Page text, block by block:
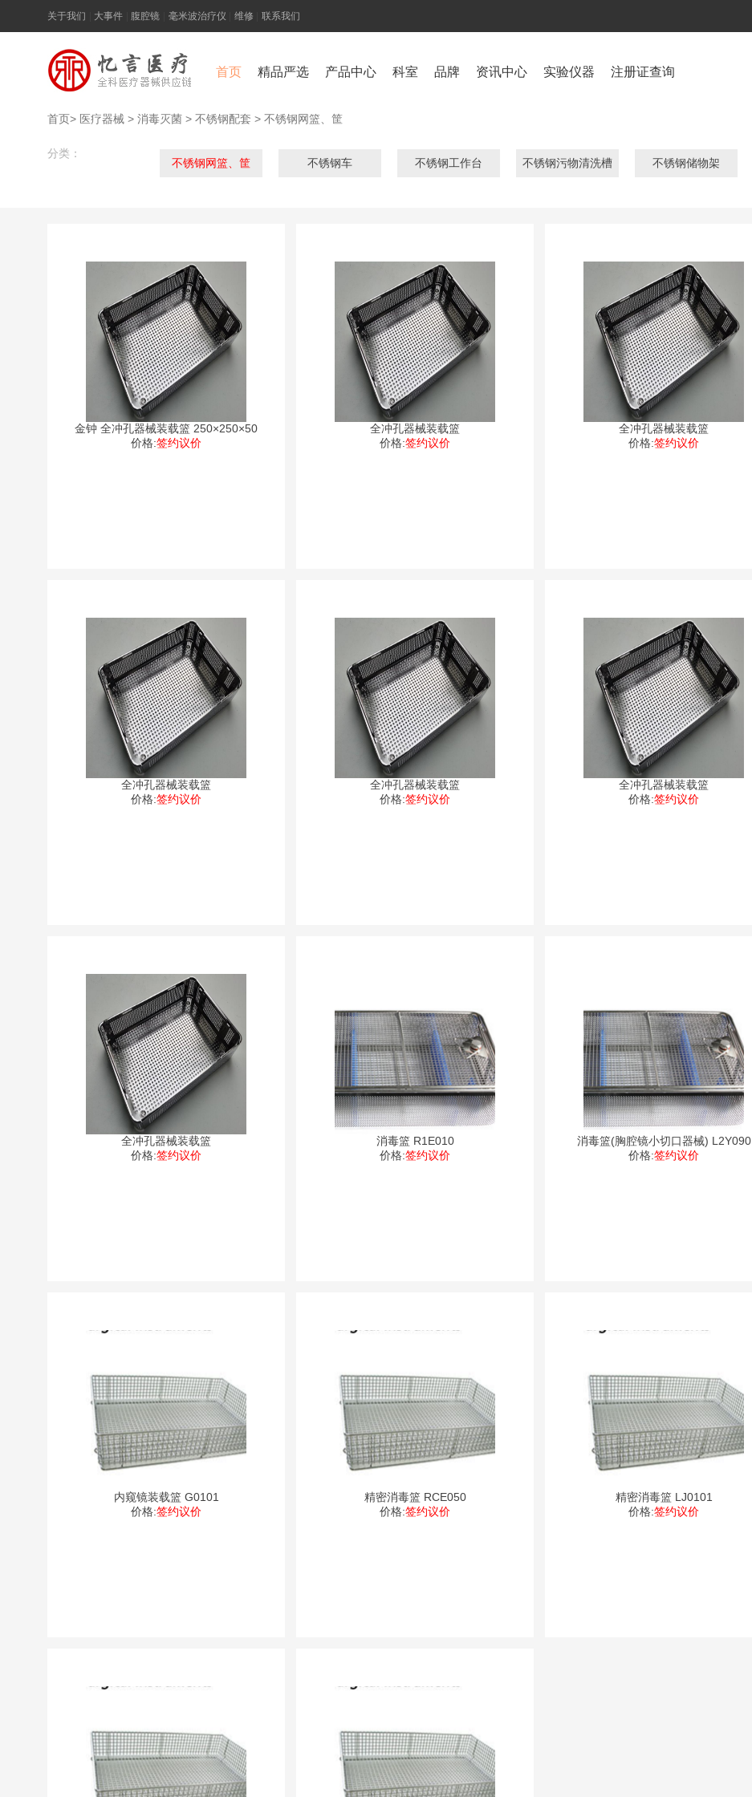
关于我们 大事件 腹腔镜 毫米波治疗仪 维修 联系我们
首页 精品严选 产品中心 科室 品牌 资讯中心 实验仪器 注册证查询
首页> 医疗器械 > 消毒灭菌 > 不锈钢配套 > 不锈钢网篮、筐
分类：
不锈钢网篮、筐 不锈钢车 不锈钢工作台 不锈钢污物清洗槽 不锈钢储物架
金钟 全冲孔器械装载篮 250×250×50
价格:签约议价
全冲孔器械装载篮
价格:签约议价
全冲孔器械装载篮
价格:签约议价
全冲孔器械装载篮
价格:签约议价
全冲孔器械装载篮
价格:签约议价
全冲孔器械装载篮
价格:签约议价
全冲孔器械装载篮
价格:签约议价
消毒篮 R1E010
价格:签约议价
消毒篮(胸腔镜小切口器械) L2Y090
价格:签约议价
内窥镜装载篮 G0101
价格:签约议价
精密消毒篮 RCE050
价格:签约议价
精密消毒篮 LJ0101
价格:签约议价